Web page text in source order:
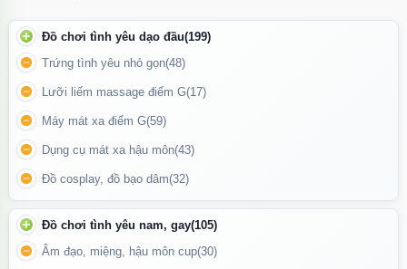
Đồ chơi tình yêu dạo đầu(199)
Trứng tình yêu nhỏ gọn(48)
Lưỡi liếm massage điểm G(17)
Máy mát xa điểm G(59)
Dụng cụ mát xa hậu môn(43)
Đồ cosplay, đồ bạo dâm(32)
Đồ chơi tình yêu nam, gay(105)
Âm đạo, miệng, hậu môn cup(30)